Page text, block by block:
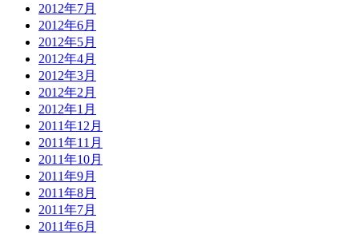
2012年7月
2012年6月
2012年5月
2012年4月
2012年3月
2012年2月
2012年1月
2011年12月
2011年11月
2011年10月
2011年9月
2011年8月
2011年7月
2011年6月